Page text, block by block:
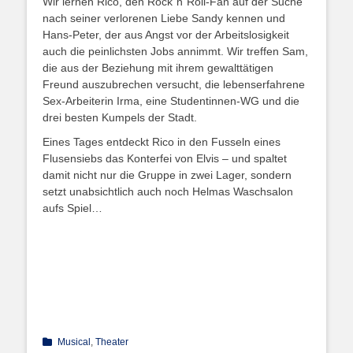
nach seiner verlorenen Liebe Sandy kennen und
Hans-Peter, der aus Angst vor der Arbeitslosigkeit
auch die peinlichsten Jobs annimmt. Wir treffen Sam,
die aus der Beziehung mit ihrem gewalttätigen
Freund auszubrechen versucht, die lebenserfahrene
Sex-Arbeiterin Irma, eine Studentinnen-WG und die
drei besten Kumpels der Stadt.
Eines Tages entdeckt Rico in den Fusseln eines
Flusensiebs das Konterfei von Elvis – und spaltet
damit nicht nur die Gruppe in zwei Lager, sondern
setzt unabsichtlich auch noch Helmas Waschsalon
aufs Spiel…
Kategorien
Musical Theater